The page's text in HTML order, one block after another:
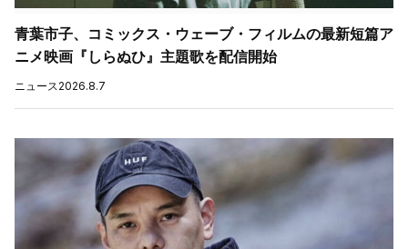
青葉市子、コミックス・ウェーブ・フィルムの最新短篇ア
ニメ映画『しらぬひ』主題歌を配信開始
ニュース 2026.8.7